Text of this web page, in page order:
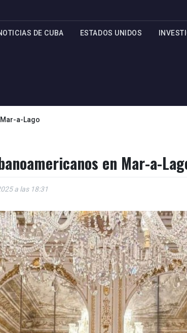
DE CUBA ESTADOS UNIDOS
a-Lago
en Mar-a-
a las 18:31